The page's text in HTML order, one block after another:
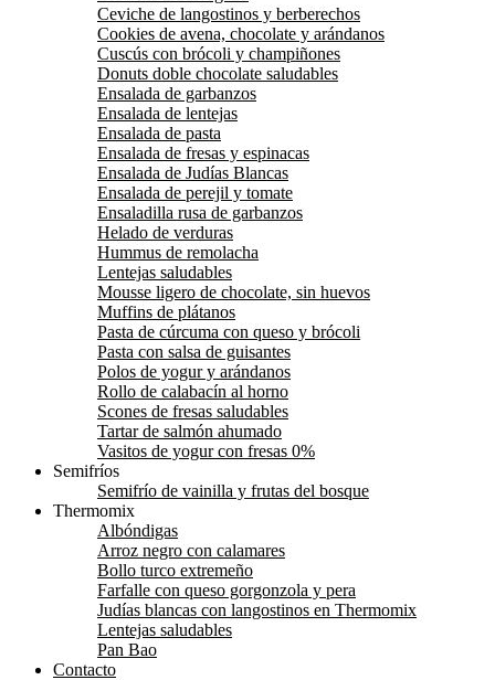
Ceviche de langostinos y berberechos
Cookies de avena, chocolate y arándanos
Cuscús con brócoli y champiñones
Donuts doble chocolate saludables
Ensalada de garbanzos
Ensalada de lentejas
Ensalada de pasta
Ensalada de fresas y espinacas
Ensalada de Judías Blancas
Ensalada de perejil y tomate
Ensaladilla rusa de garbanzos
Helado de verduras
Hummus de remolacha
Lentejas saludables
Mousse ligero de chocolate, sin huevos
Muffins de plátanos
Pasta de cúrcuma con queso y brócoli
Pasta con salsa de guisantes
Polos de yogur y arándanos
Rollo de calabacín al horno
Scones de fresas saludables
Tartar de salmón ahumado
Vasitos de yogur con fresas 0%
Semifríos
Semifrío de vainilla y frutas del bosque
Thermomix
Albóndigas
Arroz negro con calamares
Bollo turco extremeño
Farfalle con queso gorgonzola y pera
Judías blancas con langostinos en Thermomix
Lentejas saludables
Pan Bao
Contacto